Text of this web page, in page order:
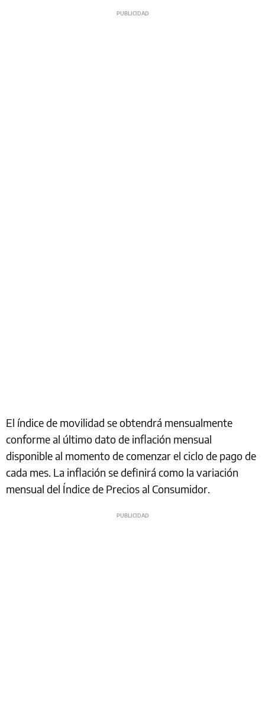
El índice de movilidad se obtendrá mensualmente
conforme al último dato de inflación mensual
disponible al momento de comenzar el ciclo de pago de
cada mes. La inflación se definirá como la variación
mensual del Índice de Precios al Consumidor.